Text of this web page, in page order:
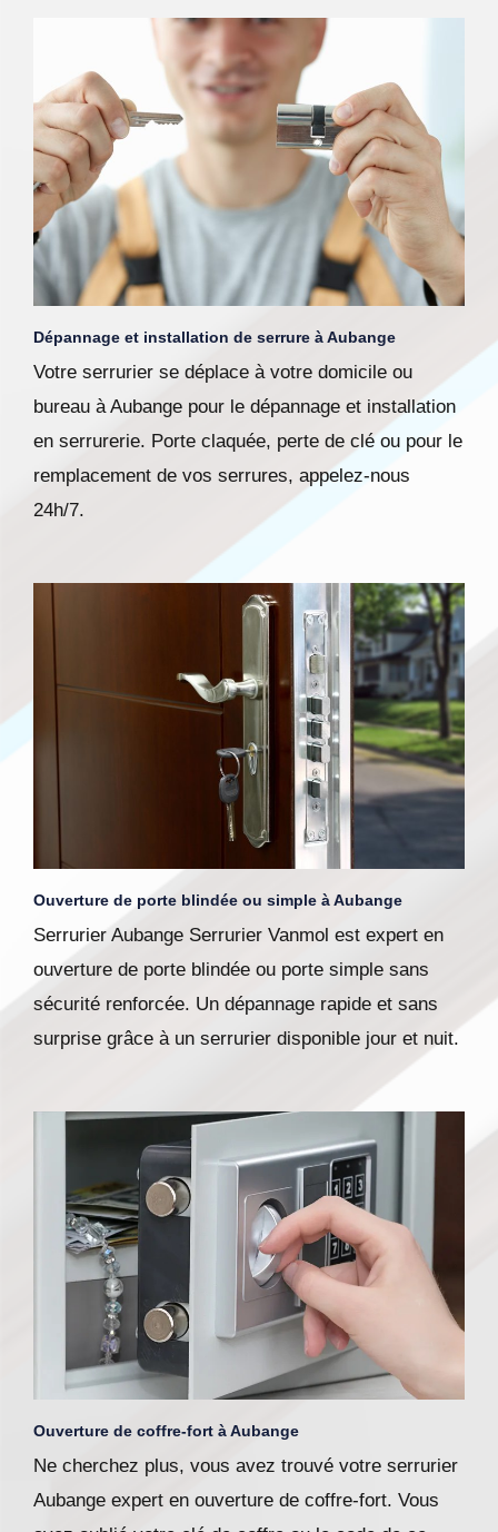
Dépannage et installation de serrure à Aubange
Votre serrurier se déplace à votre domicile ou
bureau à Aubange pour le dépannage et installation
en serrurerie. Porte claquée, perte de clé ou pour le
remplacement de vos serrures, appelez-nous
24h/7.
Ouverture de porte blindée ou simple à Aubange
Serrurier Aubange Serrurier Vanmol est expert en
ouverture de porte blindée ou porte simple sans
sécurité renforcée. Un dépannage rapide et sans
surprise grâce à un serrurier disponible jour et nuit.
Ouverture de coffre-fort à Aubange
Ne cherchez plus, vous avez trouvé votre serrurier
Aubange expert en ouverture de coffre-fort. Vous